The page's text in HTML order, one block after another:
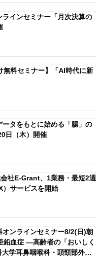
無料セミナー】「AI時代に新
ータをもとに始める「腸」の
日（木）開催
社E-Grant、1業務・最短2週
）サービスを開始
オンラインセミナー8/2(日)朝
鉛血症 ―高齢者の「おいしく
学耳鼻咽喉科・頭頸部外科 /